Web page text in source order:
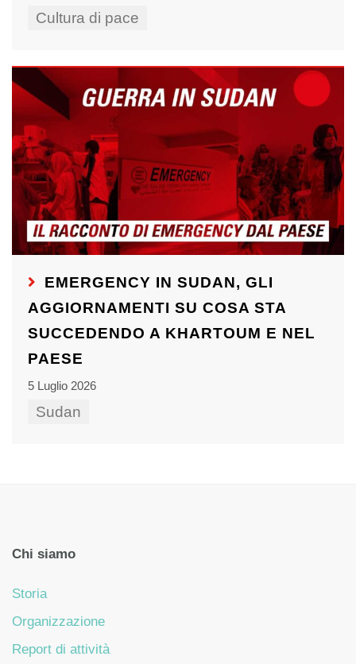
Cultura di pace
EMERGENCY IN SUDAN, GLI
AGGIORNAMENTI SU COSA STA
SUCCEDENDO A KHARTOUM E NEL
PAESE
5 Luglio 2026
Sudan
Chi siamo
Storia
Organizzazione
Report di attività